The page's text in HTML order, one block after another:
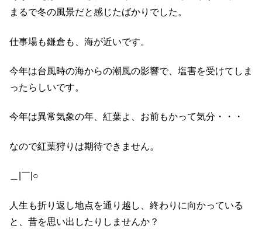
まるで冬の風景だと感じたばかりでした。
仕事場も鎌倉も、海が近いです。
今年は台風時の海からの潮風の影響で、塩害を受けてしま
ったらしいです。
今年は異常気象の年、紅葉よ、お前もかって気分・・・
なので紅葉狩りは期待できません。
＿|￣|○
人生も折り返し地点を通り越し、終わりに向かっている
と、昔を思い出したりしませんか？